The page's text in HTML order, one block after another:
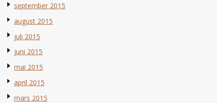
september 2015
august 2015
juli 2015
juni 2015
mai 2015
april 2015
mars 2015